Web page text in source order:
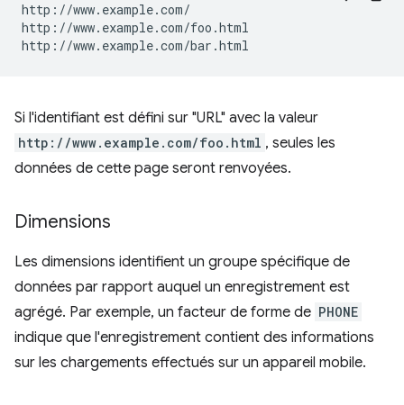
http://www.example.com/
http://www.example.com/foo.html
Si l'identifiant est défini sur "URL" avec la valeur
http://www.example.com/foo.html , seules les
données de cette page seront renvoyées.
Dimensions
Les dimensions identifient un groupe spécifique de
données par rapport auquel un enregistrement est
agrégé. Par exemple, un facteur de forme de PHONE
indique que l'enregistrement contient des informations
sur les chargements effectués sur un appareil mobile.